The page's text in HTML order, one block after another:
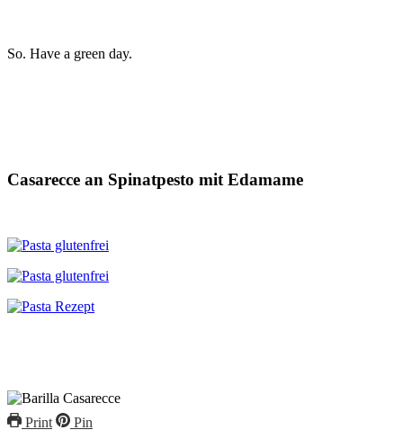
So. Have a green day.
Casarecce an Spinatpesto mit Edamame
Print Pin